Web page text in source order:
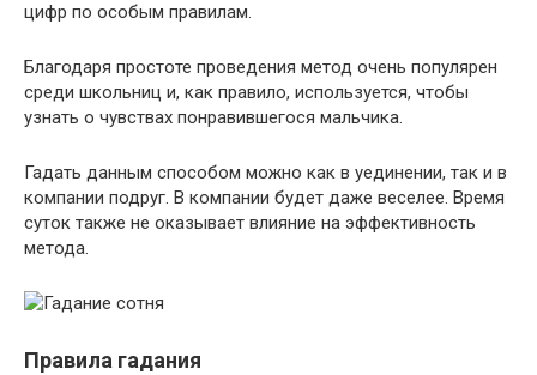
цифр по особым правилам.
Благодаря простоте проведения метод очень популярен
среди школьниц и, как правило, используется, чтобы
узнать о чувствах понравившегося мальчика.
Гадать данным способом можно как в уединении, так и в
компании подруг. В компании будет даже веселее. Время
суток также не оказывает влияние на эффективность
метода.
Правила гадания